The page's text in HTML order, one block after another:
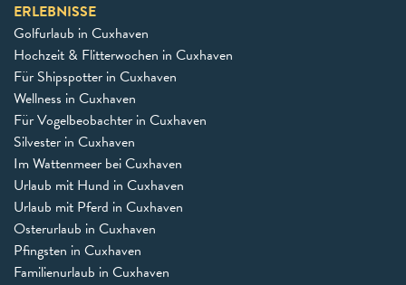
ERLEBNISSE
Golfurlaub in Cuxhaven
Hochzeit & Flitterwochen in Cuxhaven
Für Shipspotter in Cuxhaven
Wellness in Cuxhaven
Für Vogelbeobachter in Cuxhaven
Silvester in Cuxhaven
Im Wattenmeer bei Cuxhaven
Urlaub mit Hund in Cuxhaven
Urlaub mit Pferd in Cuxhaven
Osterurlaub in Cuxhaven
Pfingsten in Cuxhaven
Familienurlaub in Cuxhaven